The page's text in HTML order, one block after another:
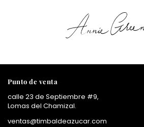
Punto de venta
calle 23 de Septiembre #9,
Lomas del Chamizal.
ventas@timbaldeazucar.com